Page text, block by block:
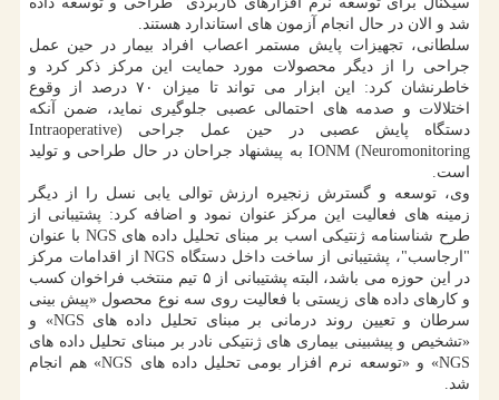
شد و الان در حال انجام آزمون های استاندارد هستند.
سلطانی، تجهیزات پایش مستمر اعصاب افراد بیمار در حین عمل
جراحی را از دیگر محصولات مورد حمایت این مرکز ذکر کرد و
خاطرنشان کرد: این ابزار می تواند تا میزان ۷۰ درصد از وقوع
اختلالات و صدمه های احتمالی عصبی جلوگیری نماید، ضمن آنکه
دستگاه پایش عصبی در حین عمل جراحی (Intraoperative
Neuromonitoring) IONM به پیشنهاد جراحان در حال طراحی و تولید
است.
وی، توسعه و گسترش زنجیره ارزش توالی یابی نسل را از دیگر
زمینه های فعالیت این مرکز عنوان نمود و اضافه کرد: پشتیبانی از
طرح شناسنامه ژنتیکی اسب بر مبنای تحلیل داده های NGS با عنوان
"ارجاسب"، پشتیبانی از ساخت داخل دستگاه NGS از اقدامات مرکز
در این حوزه می باشد، البته پشتیبانی از ۵ تیم منتخب فراخوان کسب
و کارهای داده های زیستی با فعالیت روی سه نوع محصول «پیش بینی
سرطان و تعیین روند درمانی بر مبنای تحلیل داده های NGS» و
«تشخیص و پیشبینی بیماری های ژنتیکی نادر بر مبنای تحلیل داده های
NGS» و «توسعه نرم افزار بومی تحلیل داده های NGS» هم انجام
شد.